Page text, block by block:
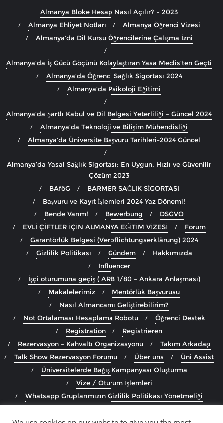
Almanya Bloke Hesap Nasıl Açılır? – 2023
Almanya Ehliyet Notları
Almanya Öğrenci Vizesi
Almanya’da Dil Kursu Öğrencilerine Çalışma İzni
Almanya’da İş Gücü Göçünü Kolaylaştıran Yasa Meclis’ten Geçti
Almanya’da Öğrenci Sağlık Sigortası 2024
Almanya’da Psikoloji Eğitimi
Almanya’da Şartlı Kabul ve Dil Belgesi Yeterliliği – Güncel 2024
Almanya’da Teknoloji ve Bilişim Mühendisliği
Almanya’da Üniversite Başvuru Tarihleri-2024 Güncel
Almanya’da Yasal Sağlık Sigortası: En Uygun, Hızlı ve Güvenilir
Çözüm 2023
BAföG
BARMER SAĞLIK SİGORTASI
Başvuru ve Kayıt İşlemleri 2024 Yaz Dönemi!
Bende Varım!
Bewerbung
DSGVO
EVLİ ÇİFTLER İÇİN ALMANYA EĞİTİM VİZESİ
Forum
Garantörlük Belgesi (Verpflichtungserklärung) 2024
Gizlilik Politikası
Gündem
Hakkımızda
Influencer
İşçi oturumuna geçiş ( ARB 1/80 – Ankara Anlaşması)
Makalelerimiz
Mentörlük Başvurusu
Nasıl Almancamı Geliştirebilirim?
Not Ortalaması Hesaplama Robotu
Öğrenci Destek
Registration
Registrieren
Rezervasyon – Kahvaltı Organizasyonu
Takım Arkadaşı
Talk Show Rezervasyon Forumu
Über uns
Üni Assist
Üniversitelerde Bağış Kampanyası Oluşturma
Vize / Oturum İşlemleri
Whatsapp Gruplarımızın Gizlilik Politikası Yönetmeliği